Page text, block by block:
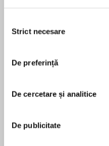
consimțământului
Strict necesare
De preferință
De cercetare și analitice
De publicitate
testing the Three Laws
How could robots be
Could a robot be
allow them to have
pentru această
Isaac Asimov (1920-